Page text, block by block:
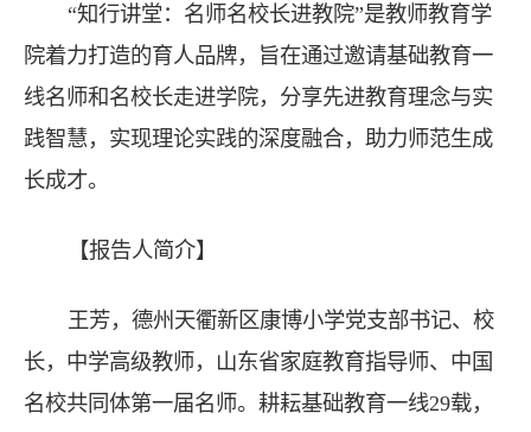
“知行讲堂：名师名校长进教院”是教师教育学
院着力打造的育人品牌，旨在通过邀请基础教育一
线名师和名校长走进学院，分享先进教育理念与实
践智慧，实现理论实践的深度融合，助力师范生成
长成才。
【报告人简介】
王芳，德州天衢新区康博小学党支部书记、校
长，中学高级教师，山东省家庭教育指导师、中国
名校共同体第一届名师。耕耘基础教育一线29载，